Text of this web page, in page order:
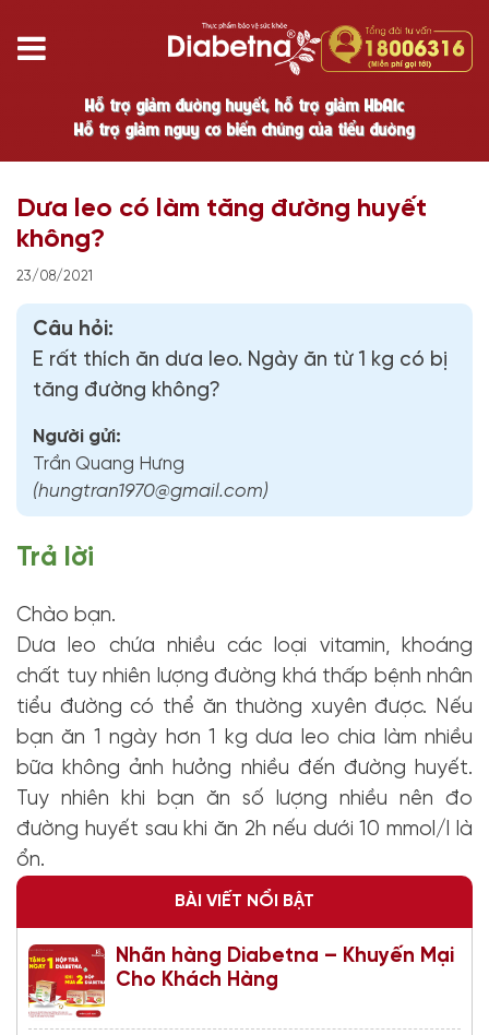
Hỗ trợ giảm đường huyết, hỗ trợ giảm HbA1c
Hỗ trợ giảm nguy cơ biến chứng của tiểu đường
Dưa leo có làm tăng đường huyết
không?
23/08/2021
Câu hỏi:
E rất thích ăn dưa leo. Ngày ăn từ 1 kg có bị
tăng đường không?
Người gửi:
Trần Quang Hưng
(hungtran1970@gmail.com)
Trả lời
Chào bạn.
Dưa leo chứa nhiều các loại vitamin, khoáng
chất tuy nhiên lượng đường khá thấp bệnh nhân
tiểu đường có thể ăn thường xuyên được. Nếu
bạn ăn 1 ngày hơn 1 kg dưa leo chia làm nhiều
bữa không ảnh hưởng nhiều đến đường huyết.
Tuy nhiên khi bạn ăn số lượng nhiều nên đo
đường huyết sau khi ăn 2h nếu dưới 10 mmol/l là
ổn.
BÀI VIẾT NỔI BẬT
Nhãn hàng Diabetna – Khuyến Mại
Cho Khách Hàng